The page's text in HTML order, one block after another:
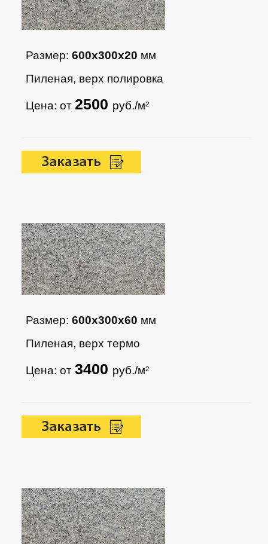
Размер:600х300х20 мм
Пиленая, верх полировка
Цена: от2500 руб./м²
Размер:600х300х60 мм
Пиленая, верх термо
Цена: от3400 руб./м²